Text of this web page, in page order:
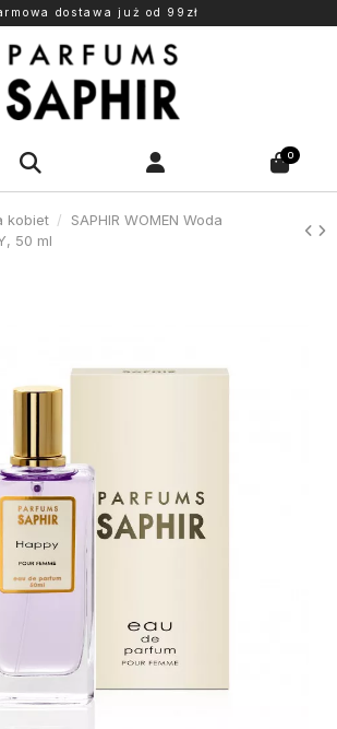
dostawa już od 99zł
0
kobiet
SAPHIR WOMEN Woda
50 ml